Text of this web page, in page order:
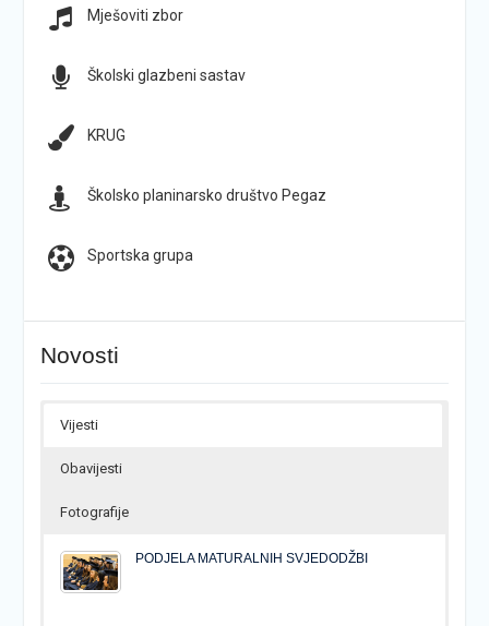
Mješoviti zbor
Školski glazbeni sastav
KRUG
Školsko planinarsko društvo Pegaz
Sportska grupa
Novosti
Vijesti
Obavijesti
Fotografije
PODJELA MATURALNIH SVJEDODŽBI